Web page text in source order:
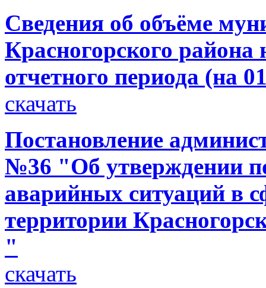
Сведения об объёме
Красногорского района
отчетного периода (на
скачать
Постановление
№36 "Об утверждении
аварийных ситуаций в
территории
"
скачать